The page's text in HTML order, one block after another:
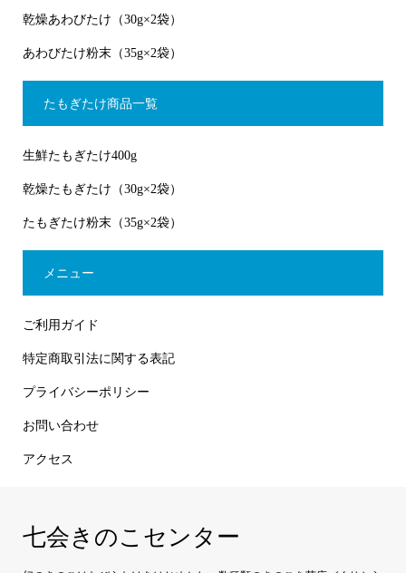
乾燥あわびたけ（30g×2袋）
あわびたけ粉末（35g×2袋）
たもぎたけ商品一覧
生鮮たもぎたけ400g
乾燥たもぎたけ（30g×2袋）
たもぎたけ粉末（35g×2袋）
メニュー
ご利用ガイド
特定商取引法に関する表記
プライバシーポリシー
お問い合わせ
アクセス
七会きのこセンター